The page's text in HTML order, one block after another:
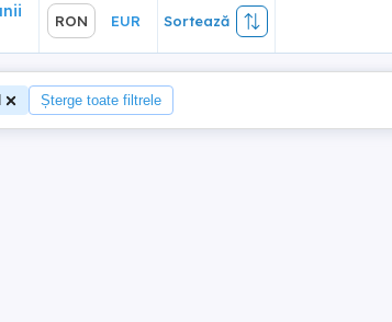
RON EUR Sortează
Șterge toate filtrele